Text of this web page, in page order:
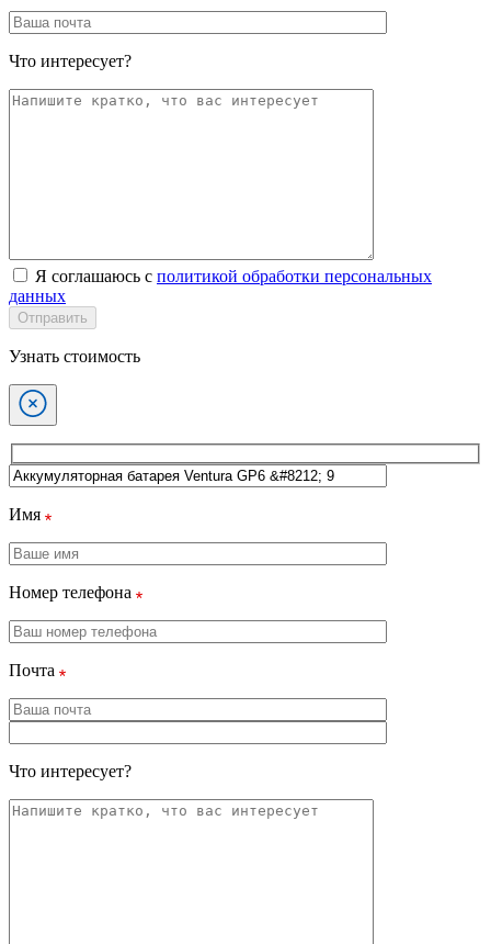
Что интересует?
Я соглашаюсь с политикой обработки персональных
данных
Отправить
Узнать стоимость
Имя
Номер телефона
Почта
Что интересует?